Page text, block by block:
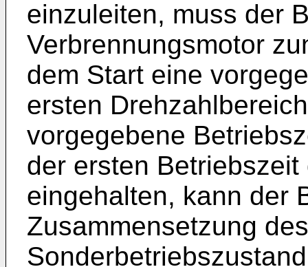
einzuleiten, muss der
Verbrennungsmotor
dem Start eine
ersten
vorgegebene
der ersten
eingehalten, kann der
Zusammensetzung